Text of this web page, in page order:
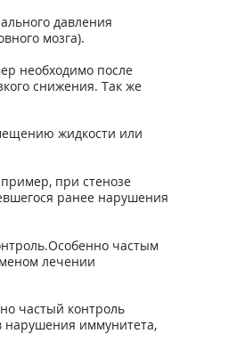
давления
мозга).
необходимо после
снижения. Так же
жидкости или
при стенозе
ранее нарушения
частым
лечении
частый контроль
нарушения иммунитета,